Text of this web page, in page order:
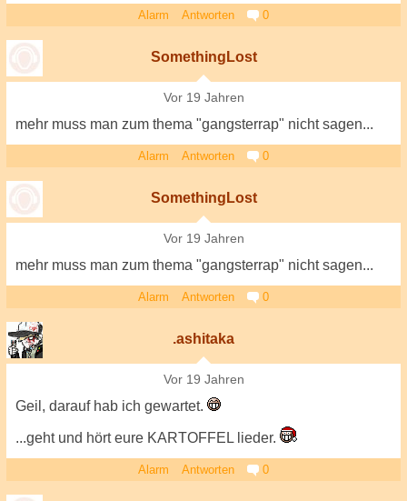
Alarm Antworten 0
SomethingLost
Vor 19 Jahren
mehr muss man zum thema "gangsterrap" nicht sagen...
Alarm Antworten 0
SomethingLost
Vor 19 Jahren
mehr muss man zum thema "gangsterrap" nicht sagen...
Alarm Antworten 0
.ashitaka
Vor 19 Jahren
Geil, darauf hab ich gewartet.
...geht und hört eure KARTOFFEL lieder.
Alarm Antworten 0